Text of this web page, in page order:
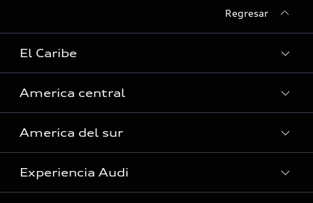
Regresar
El Caribe
Curazao
Guadalupe
America central
Costa Rica
El Salvador
America del sur
Argentina
Experiencia Audi